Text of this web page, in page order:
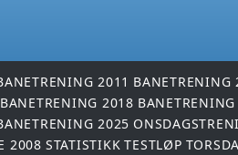
2011 BANETRENING
BANETRENING 2018
2025
2008 STATISTIKK TESTLØP